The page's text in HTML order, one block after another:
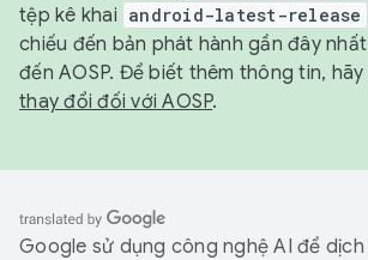
tệp kê khai android-latest-release
chiếu đến bản phát hành gần đây
đến AOSP. Để biết thêm thông tin,
thay đổi đối với AOSP.
Google sử dụng công nghệ AI để